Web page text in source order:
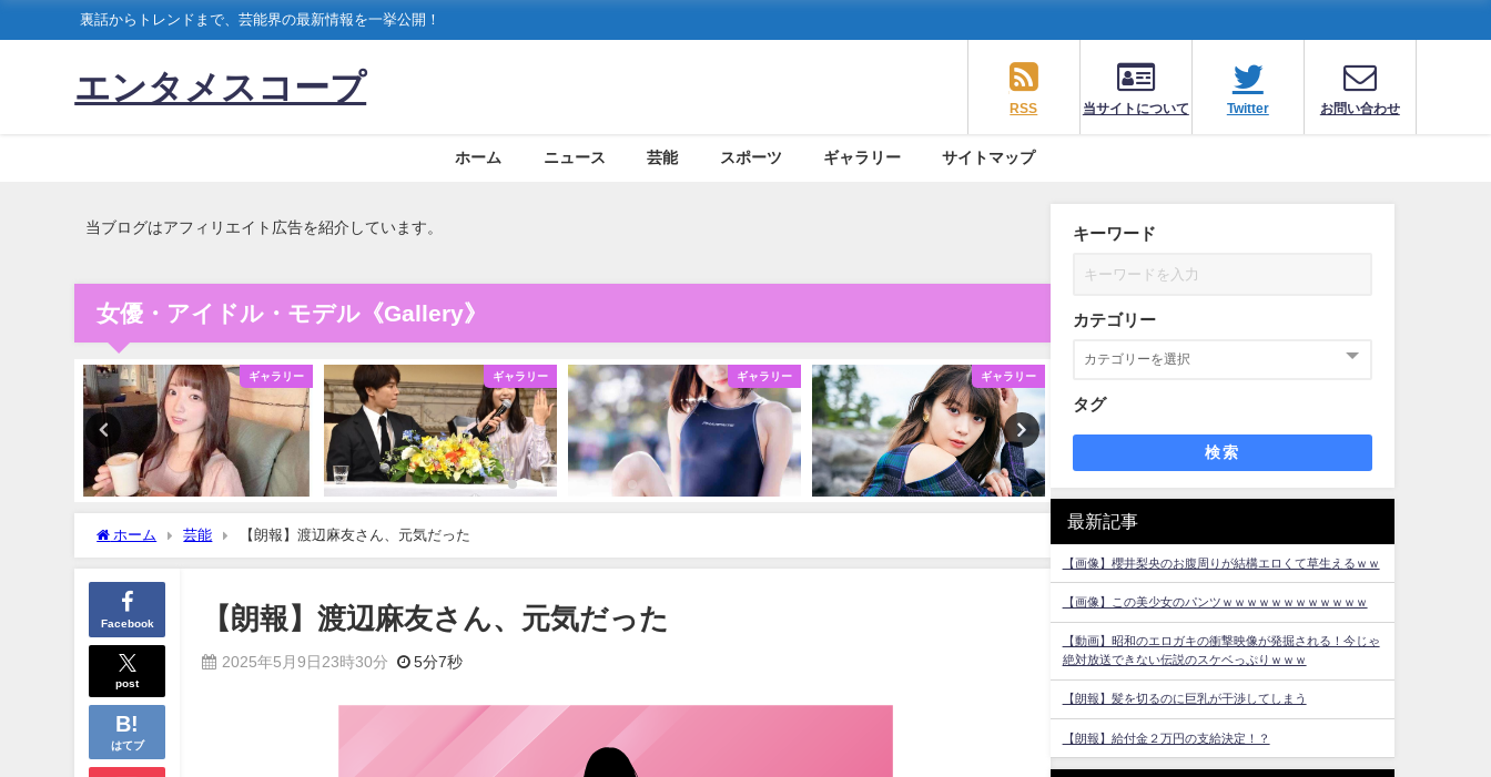
裏話からトレンドまで、芸能界の最新情報を一挙公開！
エンタメスコープ
RSS 当サイトについて Twitter お問い合わせ
ホーム ニュース 芸能 スポーツ ギャラリー サイトマップ
当ブログはアフィリエイト広告を紹介しています。
女優・アイドル・モデル《Gallery》
ギャラリー ギャラリー ギャラリー ギャラリー
ホーム 芸能 【朗報】渡辺麻友さん、元気だった
Facebook
post
はてブ
【朗報】渡辺麻友さん、元気だった
2025年5月9日23時30分 5分7秒
キーワード
カテゴリー
タグ
検索
最新記事
【画像】櫻井梨央のお腹周りが結構エロくて草生えるｗｗ
【画像】この美少女のパンツｗｗｗｗｗｗｗｗｗｗｗｗ
【動画】昭和のエロガキの衝撃映像が発掘される！今じゃ
絶対放送できない伝説のスケベっぷりｗｗｗ
【朗報】髪を切るのに巨乳が干渉してしまう
【朗報】給付金２万円の支給決定！？